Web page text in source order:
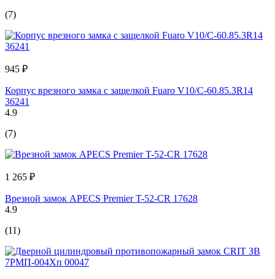
(7)
945 ₽
Корпус врезного замка c защелкой Fuaro V10/C-60.85.3R14
36241
4.9
(7)
1 265 ₽
Врезной замок APECS Premier T-52-CR 17628
4.9
(11)